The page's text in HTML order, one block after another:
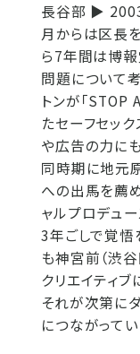
長谷部 ▶
月からは区長
ら7年間は博報
問題について
トンが「STOP
たセーフセッ
や広告の力に
同時期に地元
への出馬を薦
ャルプロデュ
3年ごしで覚悟
も神宮前（渋
クリエイティ
それが次第に
につながってい